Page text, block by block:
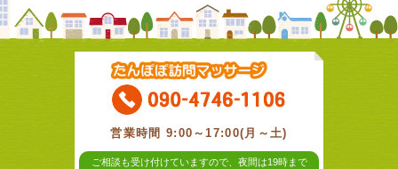
営業時間 9:00～17:00(月～土)
ご相談も受け付けていますので、夜間は19時まで